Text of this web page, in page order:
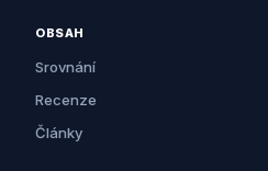
OBSAH
Srovnání
Recenze
Články